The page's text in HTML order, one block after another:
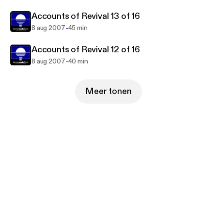
Accounts of Revival 13 of 16
8 aug 2007-45 min
Accounts of Revival 12 of 16
8 aug 2007-40 min
Meer tonen